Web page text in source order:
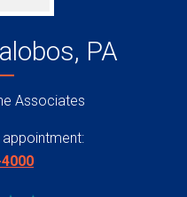
PA
Associates